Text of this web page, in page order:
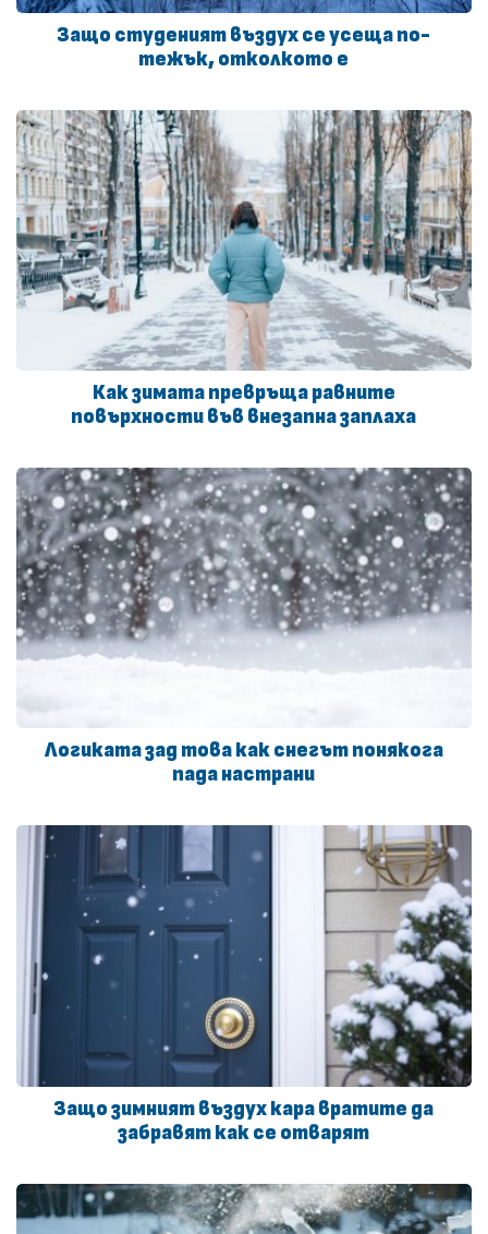
Защо студеният въздух се усеща по-
тежък, отколкото е
Как зимата превръща равните
повърхности във внезапна заплаха
Логиката зад това как снегът понякога
пада настрани
Защо зимният въздух кара вратите да
забравят как се отварят